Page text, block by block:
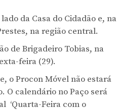
da Casa do Cidadão e, na
na região central.
de Brigadeiro Tobias, na
feira (29).
o Procon Móvel não estará
O calendário no Paço será
‘Quarta-Feira com o